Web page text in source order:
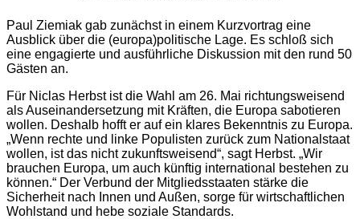
Paul Ziemiak gab zunächst in einem Kurzvortrag eine
Ausblick über die (europa)politische Lage. Es schloß sich
eine engagierte und ausführliche Diskussion mit den rund 50
Gästen an.
Für Niclas Herbst ist die Wahl am 26. Mai richtungsweisend
als Auseinandersetzung mit Kräften, die Europa sabotieren
wollen. Deshalb hofft er auf ein klares Bekenntnis zu Europa.
„Wenn rechte und linke Populisten zurück zum Nationalstaat
wollen, ist das nicht zukunftsweisend“, sagt Herbst. „Wir
brauchen Europa, um auch künftig international bestehen zu
können.“ Der Verbund der Mitgliedsstaaten stärke die
Sicherheit nach Innen und Außen, sorge für wirtschaftlichen
Wohlstand und hebe soziale Standards.